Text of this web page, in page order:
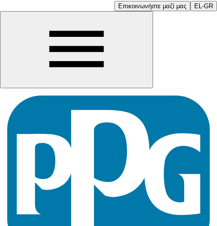
Επικοινωνήστε μαζί μας EL-GR